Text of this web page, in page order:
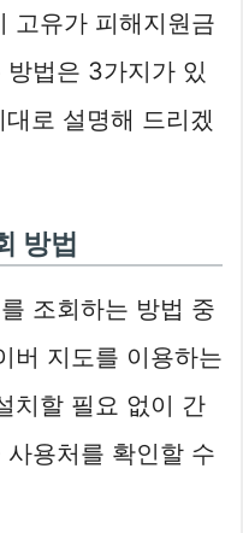
고유가 피해지원금
법은 3가지가 있
로 설명해 드리겠
방법
조회하는 방법 중
버 지도를 이용하는
치할 필요 없이 간
용처를 확인할 수